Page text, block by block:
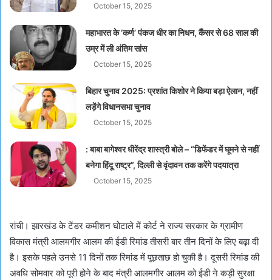
October 15, 2025
महाभारत के ‘कर्ण’ पंकज धीर का निधन, कैंसर से 68 साल की
उम्र में ली अंतिम सांस
October 15, 2025
बिहार चुनाव 2025: प्रशांत किशोर ने किया बड़ा ऐलान, नहीं
लड़ेंगे विधानसभा चुनाव
October 15, 2025
: बाबा बागेश्वर धीरेंद्र शास्त्री बोले – “डिफेंडर में घूमने से नहीं
बनेगा हिंदू राष्ट्र”, दिल्ली से वृंदावन तक करेंगे पदयात्रा
October 15, 2025
रांची। झारखंड के टेंडर कमीशन घोटाले में कोर्ट ने राज्य सरकार के ग्रामीण
विकास मंत्री आलमगीर आलम की ईडी रिमांड तीसरी बार तीन दिनों के लिए बढ़ा दी
है। इसके पहले उनसे 11 दिनों तक रिमांड में पूछताछ हो चुकी है। दूसरी रिमांड की
अवधि सोमवार को पूरी होने के बाद मंत्री आलमगीर आलम को ईडी ने कड़ी सुरक्षा